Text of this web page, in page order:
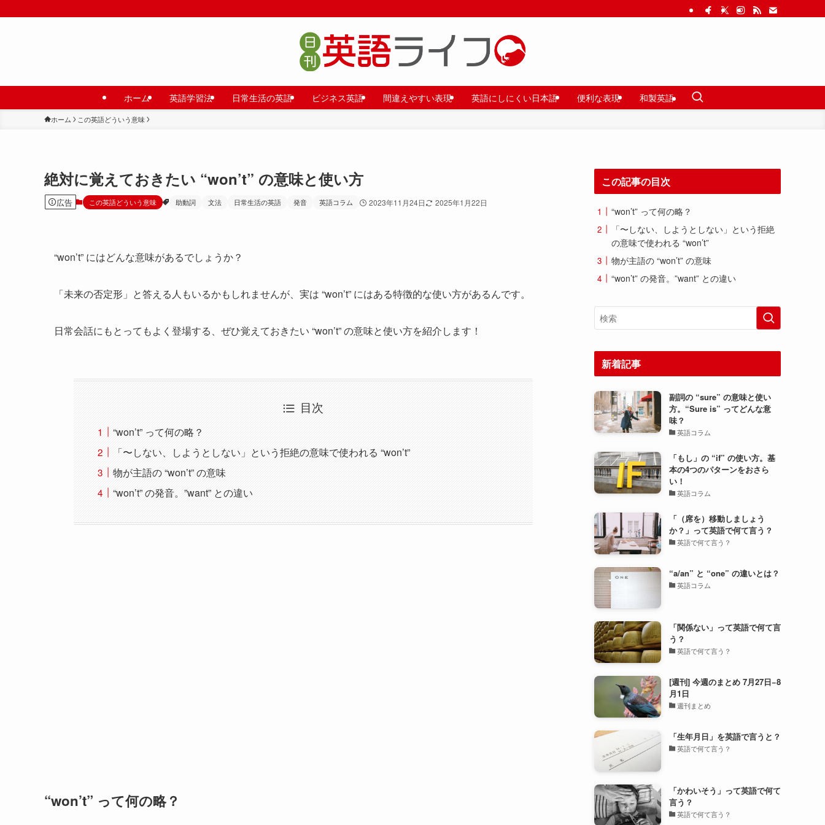
ホーム 英語学習法 日常生活の英語 ビジネス英語 間違えやすい表現 英語にしにくい日本語 便利な表現 和製英語
ホーム この英語どういう意味
絶対に覚えておきたい “won’t” の意味と使い方
広告 この英語どういう意味 助動詞 文法 日常生活の英語 発音 英語コラム 2023年11月24日 2025年1月22日
“won’t” にはどんな意味があるでしょうか？
「未来の否定形」と答える人もいるかもしれませんが、実は “won’t” にはある特徴的な使い方があるんです。
日常会話にもとってもよく登場する、ぜひ覚えておきたい “won’t” の意味と使い方を紹介します！
目次
“won’t” って何の略？
「〜しない、しようとしない」という拒絶の意味で使われる “won’t”
物が主語の “won’t” の意味
“won’t” の発音。”want” との違い
“won’t” って何の略？
この記事の目次
“won’t” って何の略？
「〜しない、しようとしない」という拒絶
の意味で使われる “won’t”
物が主語の “won’t” の意味
“won’t” の発音。”want” との違い
新着記事
副詞の “sure” の意味と使い
方。“Sure is” ってどんな意
味？
英語コラム
「もし」の “if” の使い方。基
本の4つのパターンをおさら
い！
英語コラム
「（席を）移動しましょう
か？」って英語で何て言う？
英語で何て言う？
“a/an” と “one” の違いとは？
英語コラム
「関係ない」って英語で何て言
う？
英語で何て言う？
[週刊] 今週のまとめ 7月27日−8
月1日
週刊まとめ
「生年月日」を英語で言うと？
英語で何て言う？
「かわいそう」って英語で何て
言う？
英語で何て言う？